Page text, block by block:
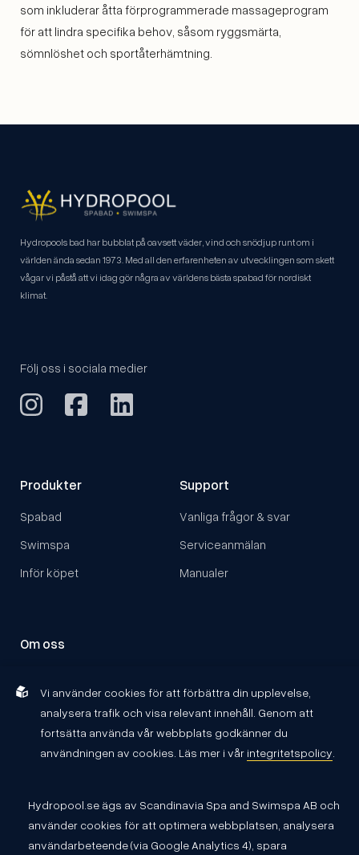
som inkluderar åtta förprogrammerade massageprogram
för att lindra specifika behov, såsom ryggsmärta,
sömnlöshet och sportåterhämtning.
Hydropools bad har bubblat på oavsett väder, vind och snödjup runt om i
världen ända sedan 1973. Med all den erfarenheten av utvecklingen som skett
vågar vi påstå att vi idag gör några av världens bästa spabad för nordiskt
klimat.
Produkter
Spabad
Swimspa
Inför köpet
Support
Vanliga frågor & svar
Serviceanmälan
Manualer
Om oss
Kontakta oss
Återförsäljare
Följ oss i sociala medier
Vi använder cookies för att förbättra din upplevelse,
analysera trafik och visa relevant innehåll. Genom att
fortsätta använda vår webbplats godkänner du
användningen av cookies. Läs mer i vår integritetspolicy.
Hydropool.se ägs av Scandinavia Spa and Swimspa AB och
använder cookies för att optimera webbplatsen, analysera
användarbeteende (via Google Analytics 4), spara